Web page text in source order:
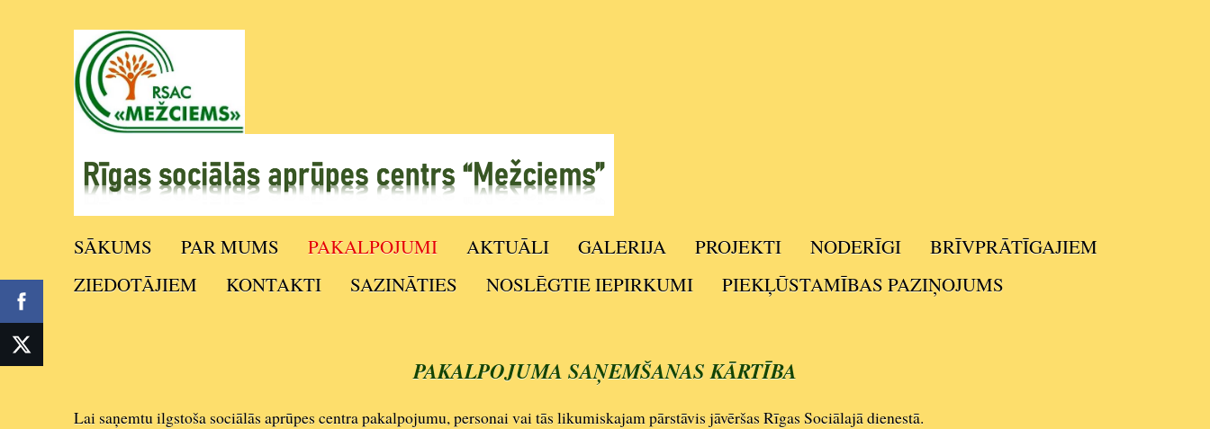
SĀKUMS PAR MUMS PAKALPOJUMI AKTUĀLI GALERIJA PROJEKTI NODERĪGI
BRĪVPRĀTĪGAJIEM
ZIEDOTĀJIEM
KONTAKTI SAZINĀTIES NOSLĒGTIE IEPIRKUMI PIEKĻŪSTAMĪBAS PAZIŅOJUMS
PAKALPOJUMA SAŅEMŠANAS KĀRTĪBA
Lai saņemtu ilgstoša sociālās aprūpes centra pakalpojumu, personai vai tās likumiskajam pārstāvis jāvēršas Rīgas Sociālajā dienestā.